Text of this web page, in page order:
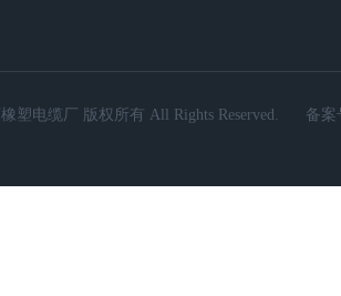
塑电缆厂 版权所有 All Rights Reserved. 备案